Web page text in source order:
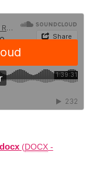
(DOCX-